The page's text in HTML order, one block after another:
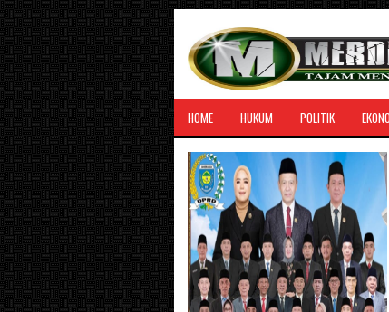
HOME HUKUM POLITIK